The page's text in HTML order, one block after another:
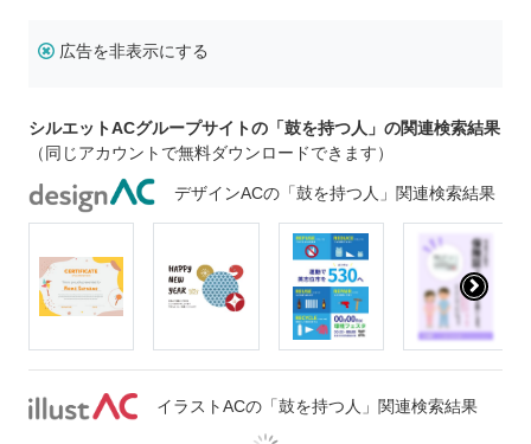
広告を非表示にする
シルエットACグループサイトの「鼓を持つ人」の関連検索結果
（同じアカウントで無料ダウンロードできます）
デザインACの「鼓を持つ人」関連検索結果
イラストACの「鼓を持つ人」関連検索結果